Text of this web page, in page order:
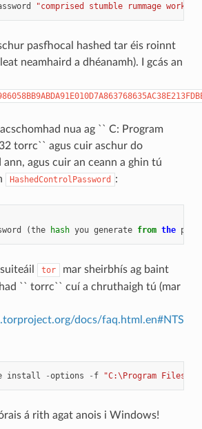
"comprised stumble rummage
pasfhocal hashed tar éis roinnt
neamhaird a dhéanamh). I gcás an
nua ag `` C: Program
torrc`` agus cuir aschur do
ann, agus cuir an ceann a ghin tú
HashedControlPassword :
(the hash you generate from the
tor
mar sheirbhís ag baint
`` torrc`` cuí a chruthaigh tú (mar
docs/faq.html.en#NTS
install -options - f "C:\Program Files
á rith agat anois i Windows!